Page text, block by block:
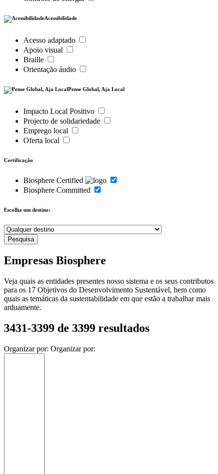
Acessibilidade
Acesso adaptado
Apoio visual
Braille
Orientação áudio
Pense Global, Aja Local
Impacto Local Positivo
Projecto de solidariedade
Emprego local
Oferta local
Certificação
Biosphere Certified
Biosphere Committed
Escolha um destino:
Empresas Biosphere
Veja quais as entidades presentes nosso sistema e os seus contributos
para os 17 Objetivos do Desenvolvimento Sustentável, bem como
quais as temáticas da sustentabilidade em que estão a trabalhar mais
arduamente.
3431-3399 de 3399 resultados
Organizar por: Organizar por: